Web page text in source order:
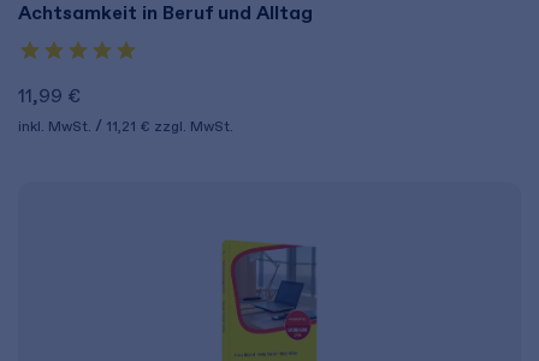
Achtsamkeit in Beruf und Alltag
11,99 €
inkl. MwSt. 11,21 € zzgl. MwSt.